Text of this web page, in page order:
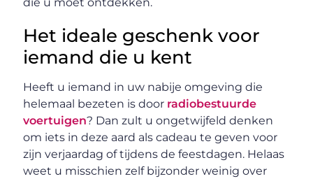
Het ideale geschenk voor
iemand die u kent
Heeft u iemand in uw nabije omgeving die
helemaal bezeten is door radiobestuurde
voertuigen? Dan zult u ongetwijfeld denken
om iets in deze aard als cadeau te geven voor
zijn verjaardag of tijdens de feestdagen. Helaas
weet u misschien zelf bijzonder weinig over